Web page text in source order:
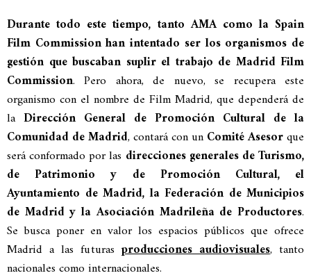
Durante todo este tiempo, tanto AMA como la Spain
Film Commission han intentado ser los organismos de
gestión que buscaban suplir el trabajo de Madrid Film
Commission. Pero ahora, de nuevo, se recupera este
organismo con el nombre de Film Madrid, que dependerá de
la Dirección General de Promoción Cultural de la
Comunidad de Madrid, contará con unComité Asesorque
será conformado por las direcciones generales de Turismo,
de Patrimonio y de Promoción Cultural, el
Ayuntamiento de Madrid, la Federación de Municipios
de Madrid y la Asociación Madrileña de Productores.
Se busca poner en valor los espacios públicos que ofrece
Madrid a las futurasproducciones audiovisuales, tanto
nacionales como internacionales.